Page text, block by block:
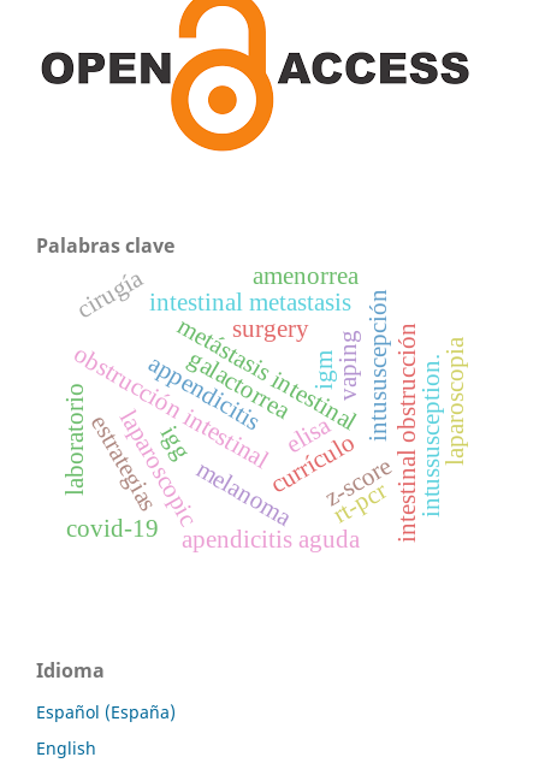
Palabras clave
melanoma
metástasis intestinal
obstrucción intestinal intususcepción
intestinal metastasis
intestinal obstrucciónintussusception.
apendicitis aguda
cirugía
laparoscopia
appendicitis
surgery
laparoscopic currículo
estrategias
vaping
amenorrea
z-score
galactorrea
covid-19
laboratorio elisa
igg
igm
rt-pcr
Idioma
Español (España)
English